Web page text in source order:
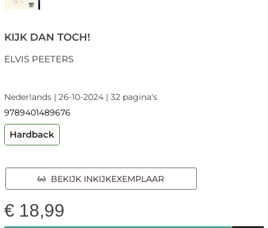
KIJK DAN TOCH!
ELVIS PEETERS
Nederlands | 26-10-2024 | 32 pagina's
9789401489676
Hardback
BEKIJK INKIJKEXEMPLAAR
€ 18,99